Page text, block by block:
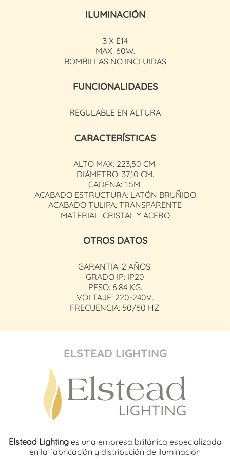
ILUMINACIÓN
3 X E14
MAX. 60W.
BOMBILLAS NO INCLUIDAS
FUNCIONALIDADES
REGULABLE EN ALTURA
CARACTERÍSTICAS
ALTO MAX: 223,50 CM.
DIÁMETRO: 37,10 CM.
CADENA: 1.5M.
ACABADO ESTRUCTURA: LATÓN BRUÑIDO
ACABADO TULIPA: TRANSPARENTE
MATERIAL: CRISTAL Y ACERO
OTROS DATOS
GARANTÍA: 2 AÑOS.
GRADO IP: IP20
PESO: 6.84 KG.
VOLTAJE: 220-240V.
FRECUENCIA: 50/60 HZ.
ELSTEAD LIGHTING
Elstead Lighting es una empresa británica especializada
en la fabricación y distribución de iluminación